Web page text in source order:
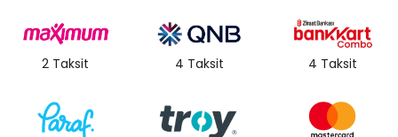
2 Taksit 4 Taksit 4 Taksit